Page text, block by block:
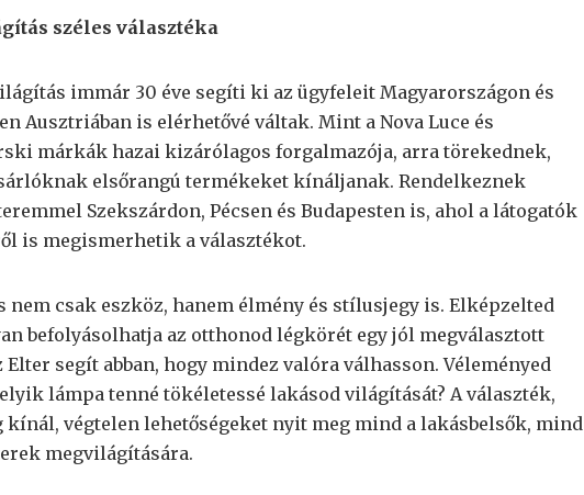
széles választéka
immár 30 éve segíti ki az ügyfeleit Magyarországon és
Ausztriában is elérhetővé váltak. Mint a Nova Luce és
márkák hazai kizárólagos forgalmazója, arra törekednek,
elsőrangú termékeket kínáljanak. Rendelkeznek
Szekszárdon, Pécsen és Budapesten is, ahol a látogatók
is megismerhetik a választékot.
nem csak eszköz, hanem élmény és stílusjegy is. Elképzelted
befolyásolhatja az otthonod légkörét egy jól megválasztott
Elter segít abban, hogy mindez valóra válhasson. Véleményed
lámpa tenné tökéletessé lakásod világítását? A választék,
kínál, végtelen lehetőségeket nyit meg mind a lakásbelsők, mind
megvilágítására.